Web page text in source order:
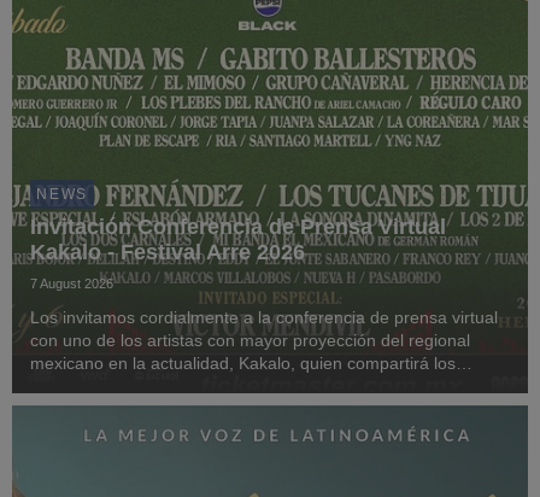
NEWS
Invitación Conferencia de Prensa Virtual
Kakalo - Festival Arre 2026
7 August 2026
Los invitamos cordialmente a la conferencia de prensa virtual
con uno de los artistas con mayor proyección del regional
mexicano en la actualidad, Kakalo, quien compartirá los
Arre Pepsi Black, que se realiz...